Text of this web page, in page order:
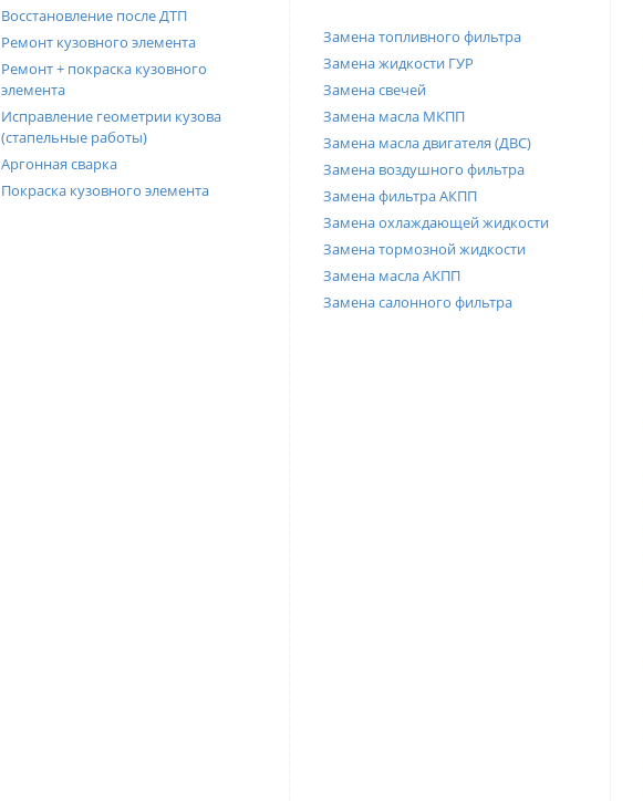
Восстановление после ДТП
Ремонт кузовного элемента
Ремонт + покраска кузовного
элемента
Исправление геометрии кузова
(стапельные работы)
Аргонная сварка
Покраска кузовного элемента
Замена топливного фильтра
Замена жидкости ГУР
Замена свечей
Замена масла МКПП
Замена масла двигателя (ДВС)
Замена воздушного фильтра
Замена фильтра АКПП
Замена охлаждающей жидкости
Замена тормозной жидкости
Замена масла АКПП
Замена салонного фильтра